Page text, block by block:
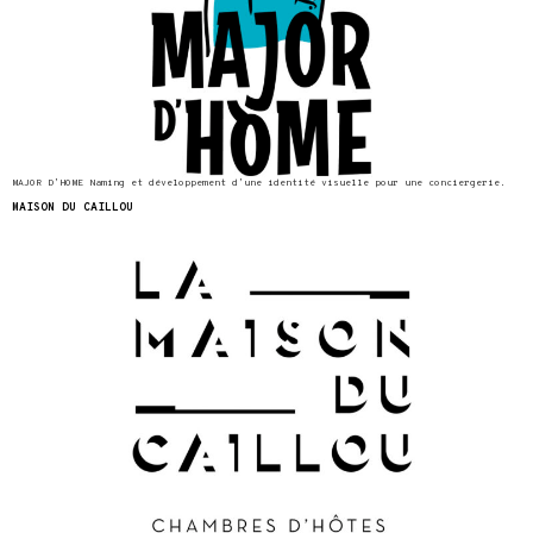
MAJOR D’HOME Naming et développement d’une identité visuelle pour une conciergerie.
MAISON DU CAILLOU